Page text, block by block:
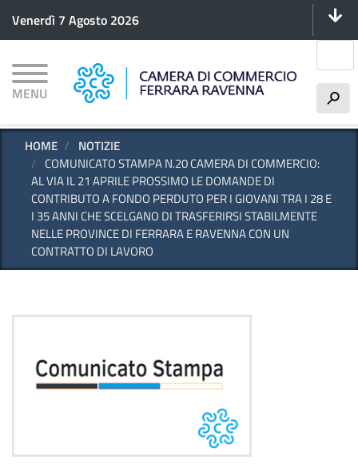
principale
Venerdì 7 Agosto 2026
MENU h
HOME
NOTIZIE
COMUNICATO STAMPA N.20 CAMERA DI COMMERCIO:
AL VIA IL 21 APRILE PROSSIMO LE DOMANDE DI
CONTRIBUTO A FONDO PERDUTO PER I GIOVANI TRA I 28 E
I 35 ANNI CHE SCELGANO DI TRASFERIRSI STABILMENTE
NELLE PROVINCE DI FERRARA E RAVENNA CON UN
CONTRATTO DI LAVORO